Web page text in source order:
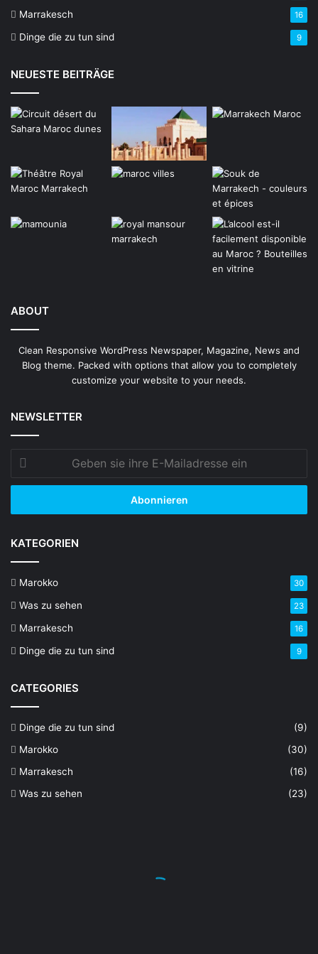
Marrakesch 16
Dinge die zu tun sind 9
NEUESTE BEITRÄGE
ABOUT
Clean Responsive WordPress Newspaper, Magazine, News and
Blog theme. Packed with options that allow you to completely
customize your website to your needs.
NEWSLETTER
Geben
sie
ihre
Mailadresse
KATEGORIEN
Marokko 30
Was zu sehen 23
Marrakesch 16
Dinge die zu tun sind 9
CATEGORIES
Dinge die zu tun sind
(9)
Marokko
(30)
Marrakesch
(16)
Was zu sehen
(23)